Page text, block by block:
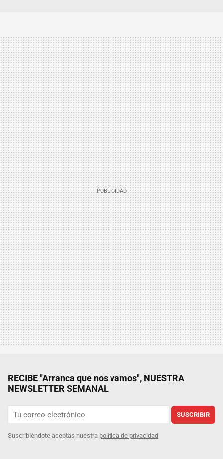
RECIBE "Arranca que nos vamos", NUESTRA
NEWSLETTER SEMANAL
SUSCRIBIR
Suscribiéndote aceptas nuestra política de privacidad